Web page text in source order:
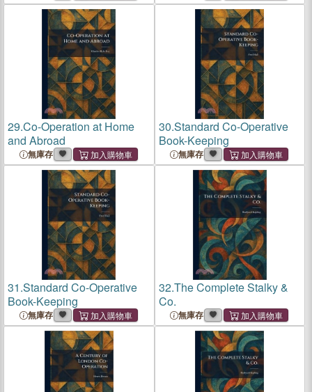
29.Co-Operation at Home
and Abroad
無庫存
30.Standard Co-Operative
Book-Keeping
無庫存
31.Standard Co-Operative
Book-Keeping
無庫存
32.The Complete Stalky &
Co.
無庫存